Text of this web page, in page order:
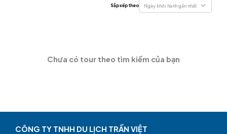
Sắp xếp theo Ngày khởi hành gần nhất
Chưa có tour theo tìm kiếm của bạn
CÔNG TY TNHH DU LỊCH TRẦN VIỆT